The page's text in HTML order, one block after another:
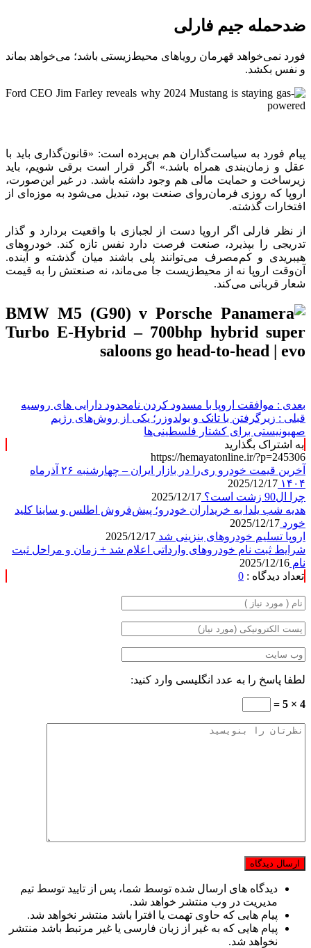
ضدحمله جیم فارلی
فورد نمی‌خواهد قهرمان رویاهای محیط‌زیستی باشد؛ می‌خواهد بماند
و نفس بکشد.
پیام فورد به سیاست‌گذاران هم بی‌پرده است: «قانون‌گذاری باید با
عقل و زمان‌بندی همراه باشد.» اگر قرار است برقی شویم، باید
زیرساخت و حمایت مالی هم وجود داشته باشد. در غیر این‌صورت،
اروپا که روزی فرمان‌روای صنعت بود، تبدیل می‌شود به موزه‌ای از
افتخارات گذشته.
از نظر فارلی اگر اروپا دست از لجبازی با واقعیت بردارد و گذار
تدریجی را بپذیرد، صنعت فرصت دارد نفس تازه کند. خودروهای
هیبریدی و کم‌مصرف می‌توانند پلی باشند میان گذشته و آینده.
آن‌وقت اروپا نه از محیط‌زیست جا می‌ماند، نه صنعتش را به قیمت
شعار قربانی می‌کند.
بعدی : موافقت اروپا با مسدود کردن نامحدود دارایی های روسیه
قبلی : زیرگرفتن با تانک و بولدوزر؛ یکی از روش‌های رژیم
صهیونیستی برای کشتار فلسطینی‌ها
به اشتراک بگذارید
https://hemayatonline.ir/?p=245306
آخرین قیمت خودرو ری‌را در بازار ایران – چهارشنبه ۲۶ آذرماه
۱۴۰۴ 2025/12/17
چرا ال90 زشت است؟
2025/12/17
هدیه شب یلدا به خریداران خودرو؛ پیش‌فروش اطلس و ساینا کلید
خورد 2025/12/17
اروپا تسلیم خودروهای بنزینی شد 2025/12/17
شرایط ثبت نام خودروهای وارداتی اعلام شد + زمان و مراحل ثبت
نام 2025/12/16
تعداد دیدگاه : 0
لطفا پاسخ را به عدد انگلیسی وارد کنید:
4 × 5 =
دیدگاه های ارسال شده توسط شما، پس از تایید توسط تیم
مدیریت در وب منتشر خواهد شد.
پیام هایی که حاوی تهمت یا افترا باشد منتشر نخواهد شد.
پیام هایی که به غیر از زبان فارسی یا غیر مرتبط باشد منتشر
نخواهد شد.